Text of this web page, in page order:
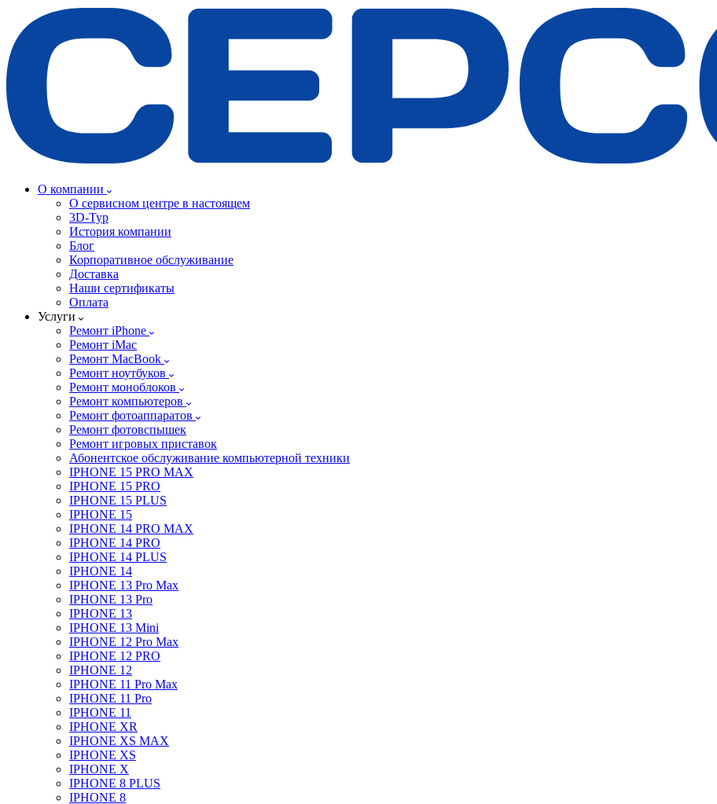
О компании
О сервисном центре в настоящем
3D-Тур
История компании
Блог
Корпоративное обслуживание
Доставка
Наши сертификаты
Оплата
Услуги
Ремонт iPhone
Ремонт iMac
Ремонт MacBook
Ремонт ноутбуков
Ремонт моноблоков
Ремонт компьютеров
Ремонт фотоаппаратов
Ремонт фотовспышек
Ремонт игровых приставок
Абонентское обслуживание компьютерной техники
IPHONE 15 PRO MAX
IPHONE 15 PRO
IPHONE 15 PLUS
IPHONE 15
IPHONE 14 PRO MAX
IPHONE 14 PRO
IPHONE 14 PLUS
IPHONE 14
IPHONE 13 Pro Max
IPHONE 13 Pro
IPHONE 13
IPHONE 13 Mini
IPHONE 12 Pro Max
IPHONE 12 PRO
IPHONE 12
IPHONE 11 Pro Max
IPHONE 11 Pro
IPHONE 11
IPHONE XR
IPHONE XS MAX
IPHONE XS
IPHONE X
IPHONE 8 PLUS
IPHONE 8